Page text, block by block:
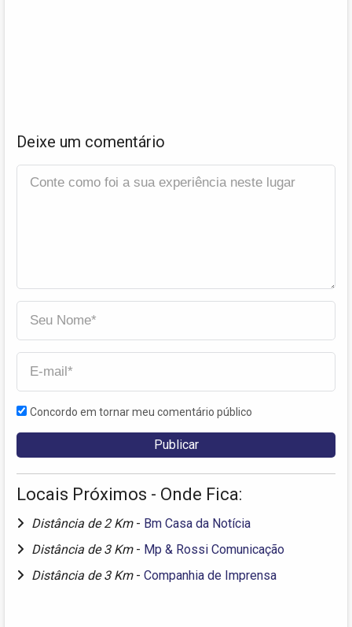
Deixe um comentário
Concordo em tornar meu comentário público
Locais Próximos - Onde Fica:
Distância de 2 Km - Bm Casa da Notícia
Distância de 3 Km - Mp & Rossi Comunicação
Distância de 3 Km - Companhia de Imprensa